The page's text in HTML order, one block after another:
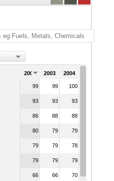
2002 2003 2004
99 99 100
93 93 93
86 88 88
80 79 79
79 79 78
79 79 79
66 66 70